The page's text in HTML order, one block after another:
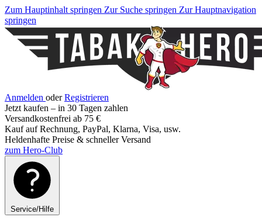
Zum Hauptinhalt springen Zur Suche springen Zur Hauptnavigation
springen
Anmelden oder Registrieren
Jetzt kaufen – in 30 Tagen zahlen
Versandkostenfrei ab 75 €
Kauf auf Rechnung, PayPal, Klarna, Visa, usw.
Heldenhafte Preise & schneller Versand
zum Hero-Club
Service/Hilfe